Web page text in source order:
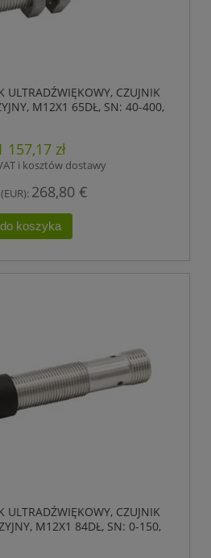
ULTRADŹWIĘKOWY, CZUJNIK
M12X1 65DŁ, SN: 40-400,
157,17 zł
i kosztów dostawy
268,80 €
do koszyka
ULTRADŹWIĘKOWY, CZUJNIK
M12X1 84DŁ, SN: 0-150,